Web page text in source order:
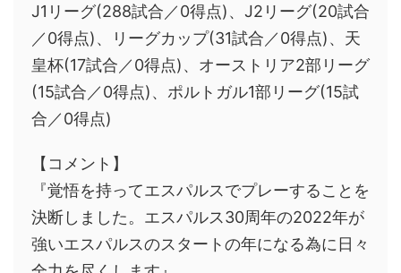
J1リーグ(288試合／0得点)、J2リーグ(20試合
／0得点)、リーグカップ(31試合／0得点)、天
皇杯(17試合／0得点)、オーストリア2部リーグ
(15試合／0得点)、ポルトガル1部リーグ(15試
合／0得点)
【コメント】
『覚悟を持ってエスパルスでプレーすることを
決断しました。エスパルス30周年の2022年が
強いエスパルスのスタートの年になる為に日々